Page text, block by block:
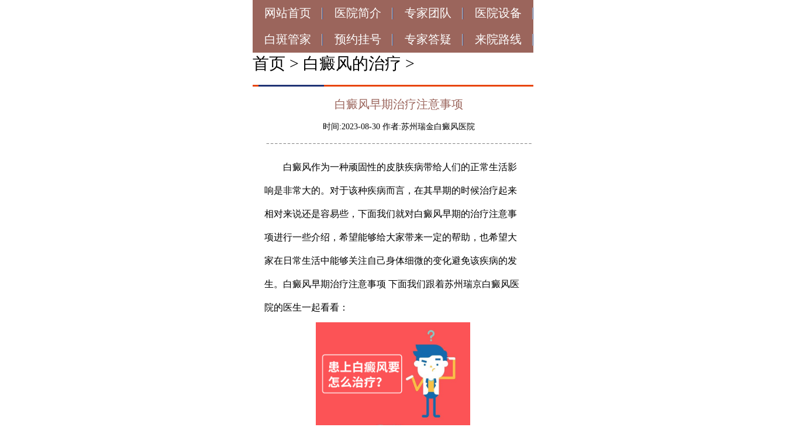
网站首页 医院简介 专家团队 医院设备
白斑管家 预约挂号 专家答疑 来院路线
首页 > 白癜风的治疗 >
白癜风早期治疗注意事项
时间:2023-08-30 作者:苏州瑞金白癜风医院
白癜风作为一种顽固性的皮肤疾病带给人们的正常生活影
响是非常大的。对于该种疾病而言，在其早期的时候治疗起来
相对来说还是容易些，下面我们就对白癜风早期的治疗注意事
项进行一些介绍，希望能够给大家带来一定的帮助，也希望大
家在日常生活中能够关注自己身体细微的变化避免该疾病的发
生。白癜风早期治疗注意事项 下面我们跟着苏州瑞京白癜风医
院的医生一起看看：